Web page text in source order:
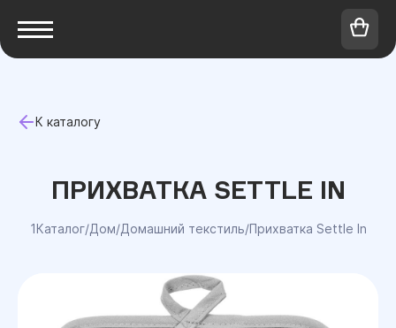
К каталогу
ПРИХВАТКА SETTLE IN
1Каталог/Дом/Домашний текстиль/Прихватка Settle In